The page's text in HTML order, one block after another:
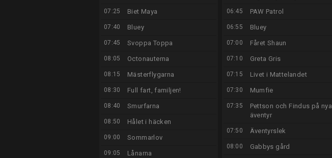
07:25 Biet Maya
07:40 Bluey
07:45 Svoppa Toppa
08:05 Octonauterna
08:15 Mästerflygarna
08:30 Full fart, familjen!
08:40 Smurfarna
08:50 Hålet i häcken
09:00 Sommarlov
09:05 Lånarna
06:45 PAW Patrol
06:55 Bluey
07:00 Fåret Shaun
07:10 Greta Gris
07:15 Livet i Mattelandet
07:30 Mumfie
07:35
Pettson och Findus på nya
äventyr
07:50 Äventyrslek
08:00 Gabbys gård